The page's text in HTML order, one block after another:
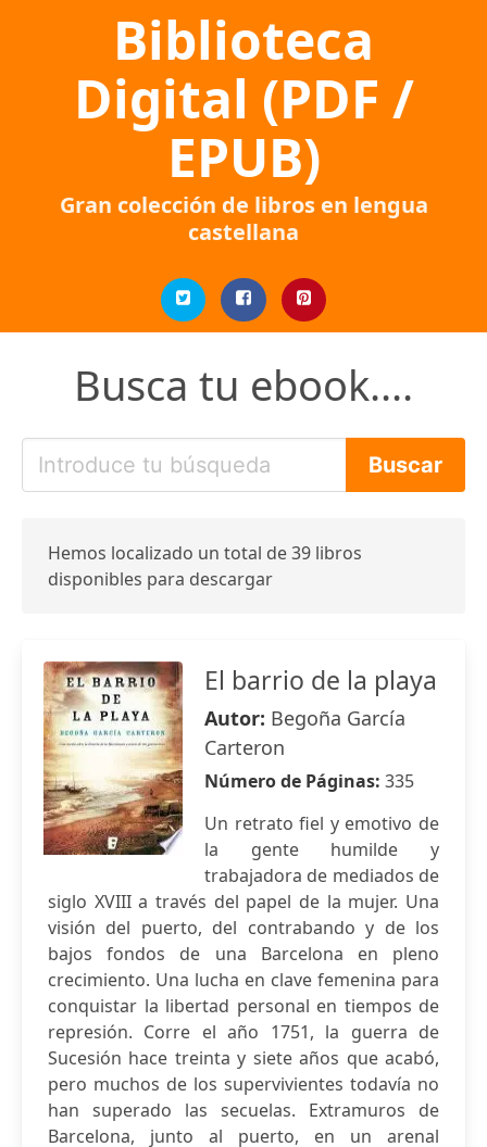
Biblioteca
Digital (PDF /
EPUB)
Gran colección de libros en lengua
castellana
Busca tu ebook....
Hemos localizado un total de 39 libros
disponibles para descargar
El barrio de la playa
Autor: Begoña García
Carteron
Número de Páginas: 335
Un retrato fiel y emotivo de
la gente humilde y
trabajadora de mediados de
siglo XVIII a través del papel de la mujer. Una
visión del puerto, del contrabando y de los
bajos fondos de una Barcelona en pleno
crecimiento. Una lucha en clave femenina para
conquistar la libertad personal en tiempos de
represión. Corre el año 1751, la guerra de
Sucesión hace treinta y siete años que acabó,
pero muchos de los supervivientes todavía no
han superado las secuelas. Extramuros de
Barcelona, junto al puerto, en un arenal